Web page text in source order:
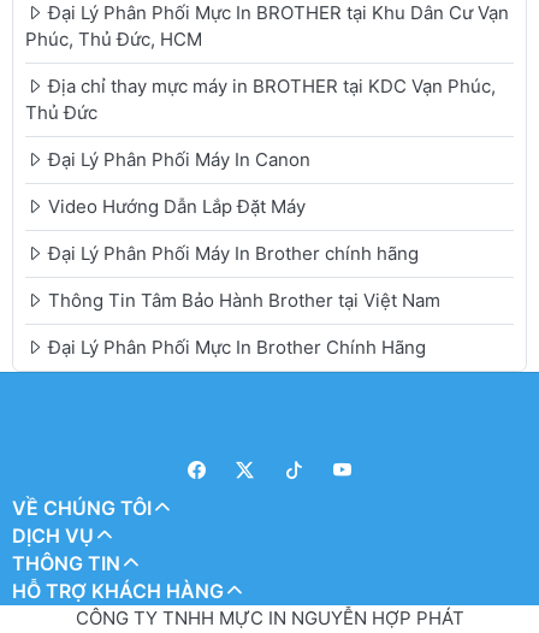
Đại Lý Phân Phối Mực In BROTHER tại Khu Dân Cư Vạn
Phúc, Thủ Đức, HCM
Địa chỉ thay mực máy in BROTHER tại KDC Vạn Phúc,
Thủ Đức
Đại Lý Phân Phối Máy In Canon
Video Hướng Dẫn Lắp Đặt Máy
Đại Lý Phân Phối Máy In Brother chính hãng
Thông Tin Tâm Bảo Hành Brother tại Việt Nam
Đại Lý Phân Phối Mực In Brother Chính Hãng
VỀ CHÚNG TÔI
DỊCH VỤ
THÔNG TIN
HỖ TRỢ KHÁCH HÀNG
CÔNG TY TNHH MỰC IN NGUYỄN HỢP PHÁT